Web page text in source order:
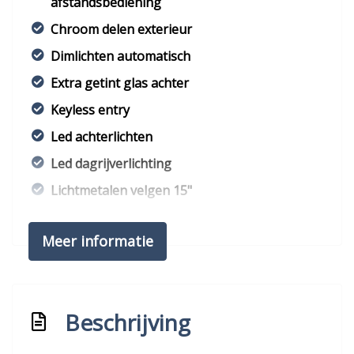
Chroom delen exterieur
Dimlichten automatisch
Extra getint glas achter
Keyless entry
Led achterlichten
Led dagrijverlichting
Lichtmetalen velgen 15"
Mistlampen voor
Overige
Meer informatie
Beschrijving